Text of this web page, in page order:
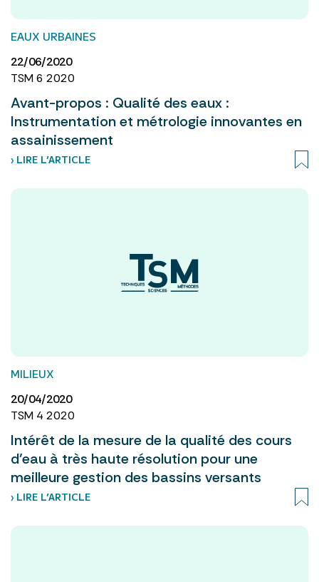
EAUX URBAINES
22/06/2020
TSM 6 2020
Avant-propos : Qualité des eaux :
Instrumentation et métrologie innovantes en
assainissement
› LIRE L’ARTICLE
MILIEUX
20/04/2020
TSM 4 2020
Intérêt de la mesure de la qualité des cours
d’eau à très haute résolution pour une
meilleure gestion des bassins versants
› LIRE L’ARTICLE